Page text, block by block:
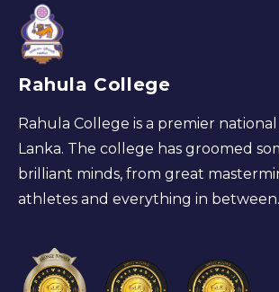
Rahula College
Rahula College is a premier
Lanka. The college has groomed
brilliant minds, from great
athletes and everything in between.